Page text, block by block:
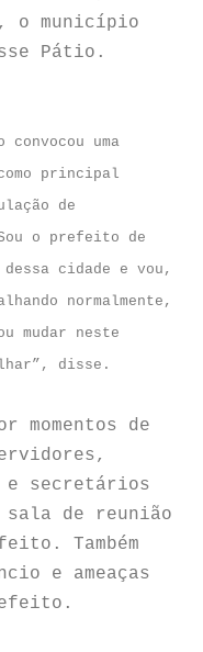
o município
Pátio.
uma
principal
de
o prefeito de
cidade e vou,
normalmente,
mudar neste
disse.
momentos de
e secretários
sala de reunião
Também
e ameaças